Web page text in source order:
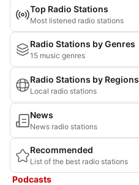
Top Radio Stations
Most listened radio stations
Radio Stations by Genres
15 music genres
Radio Stations by Regions
Local radio stations
News
News radio stations
Recommended
List of the best radio stations
Podcasts